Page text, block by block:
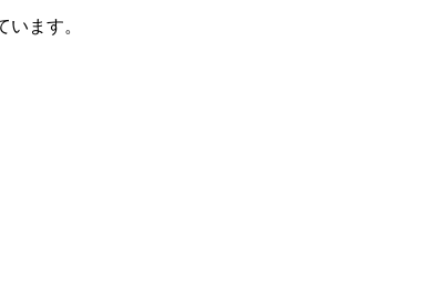
ます。